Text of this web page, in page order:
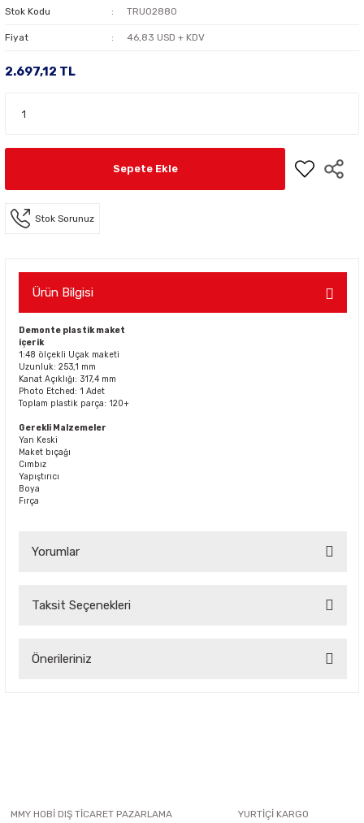
Stok Kodu TRU02880
Fiyat 46,83 USD + KDV
2.697,12 TL
Sepete Ekle
Stok Sorunuz
Ürün Bilgisi
Demonte plastik maket
içerik
1:48 ölçekli Uçak maketi
Uzunluk: 253,1 mm
Kanat Açıklığı: 317,4 mm
Photo Etched: 1 Adet
Toplam plastik parça: 120+
Gerekli Malzemeler
Yan Keski
Maket bıçağı
Cımbız
Yapıştırıcı
Boya
Fırça
Yorumlar
Taksit Seçenekleri
Önerileriniz
Ürün açıklamasında eksik bilgiler bulunuyor.
MMY HOBİ DIŞ TİCARET PAZARLAMA
YURTİÇİ KARGO